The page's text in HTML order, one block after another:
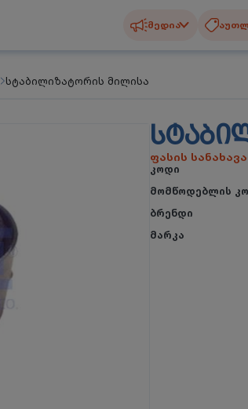
მედია
სტაბილიზატორის მილისა
ფასის
კოდი
მომწოდებლის
ბრენდი
მარკა